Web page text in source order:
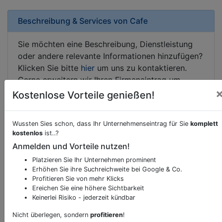
Beschreibung & Services von Cafe
Sie möchten eine Beschreibung, Dienstleistung
oder andere relevante Informationen hinzufügen?
Klicken Sie bitte hier um uns zu kontaktieren.
Gerne erweitern wir Ihren Firmeneintrag um
Sonderangebote odere besondere Services, die
Ihr Unternehmen anbietet und womit Sie sich von
Kartenansicht Hauptplatz 27inMistelbach
Kostenlose Vorteile genießen!
Wussten Sies schon, dass Ihr Unternehmenseintrag für Sie komplett
kostenlos ist..?
Anmelden und Vorteile nutzen!
Platzieren Sie Ihr Unternehmen prominent
Erhöhen Sie ihre Suchreichweite bei Google & Co.
Profitieren Sie von mehr Klicks
Ereichen Sie eine höhere Sichtbarkeit
Keinerlei Risiko - jederzeit kündbar
Nicht überlegen, sondern profitieren!